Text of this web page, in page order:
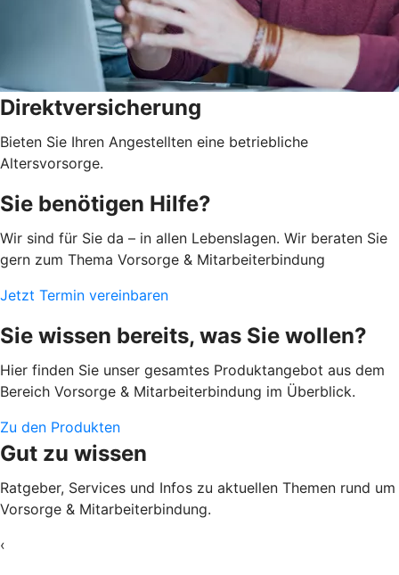
Direktversicherung
Bieten Sie Ihren Angestellten eine betriebliche
Altersvorsorge.
Sie benötigen Hilfe?
Wir sind für Sie da – in allen Lebenslagen. Wir beraten Sie
gern zum Thema Vorsorge & Mitarbeiterbindung
Jetzt Termin vereinbaren
Sie wissen bereits, was Sie wollen?
Hier finden Sie unser gesamtes Produktangebot aus dem
Bereich Vorsorge & Mitarbeiterbindung im Überblick.
Zu den Produkten
Gut zu wissen
Ratgeber, Services und Infos zu aktuellen Themen rund um
Vorsorge & Mitarbeiterbindung.
‹